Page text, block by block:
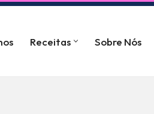
Receitas Sobre Nós